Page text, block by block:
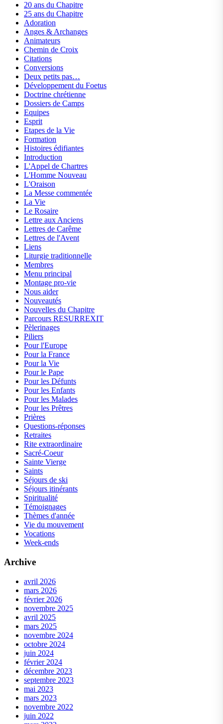
20 ans du Chapitre
25 ans du Chapitre
Adoration
Anges & Archanges
Animateurs
Chemin de Croix
Citations
Conversions
Deux petits pas…
Développement du Foetus
Doctrine chrétienne
Dossiers de Camps
Equipes
Esprit
Etapes de la Vie
Formation
Histoires édifiantes
Introduction
L'Appel de Chartres
L'Homme Nouveau
L'Oraison
La Messe commentée
La Vie
Le Rosaire
Lettre aux Anciens
Lettres de Carême
Lettres de l'Avent
Liens
Liturgie traditionnelle
Membres
Menu principal
Montage pro-vie
Nous aider
Nouveautés
Nouvelles du Chapitre
Parcours RESURREXIT
Pèlerinages
Piliers
Pour l'Europe
Pour la France
Pour la Vie
Pour le Pape
Pour les Défunts
Pour les Enfants
Pour les Malades
Pour les Prêtres
Prières
Questions-réponses
Retraites
Rite extraordinaire
Sacré-Coeur
Sainte Vierge
Saints
Séjours de ski
Séjours itinérants
Spiritualité
Témoignages
Thèmes d'année
Vie du mouvement
Vocations
Week-ends
Archive
avril 2026
mars 2026
février 2026
novembre 2025
avril 2025
mars 2025
novembre 2024
octobre 2024
juin 2024
février 2024
décembre 2023
septembre 2023
mai 2023
mars 2023
novembre 2022
juin 2022